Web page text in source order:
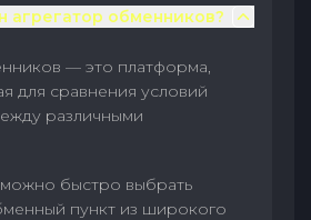
агрегатор обменников?
— это платформа,
для сравнения условий
различными
быстро выбрать
пункт из широкого